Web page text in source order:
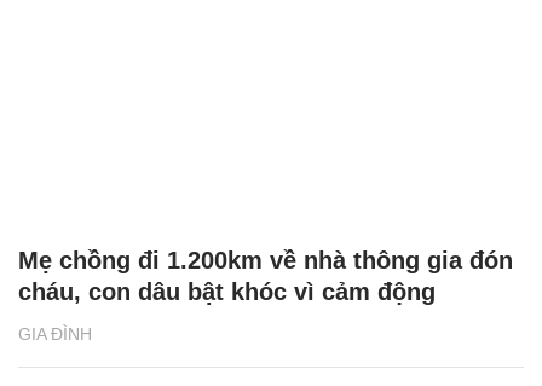
GIA ĐÌNH
Mẹ chồng đi 1.200km về nhà thông gia đón
cháu, con dâu bật khóc vì cảm động